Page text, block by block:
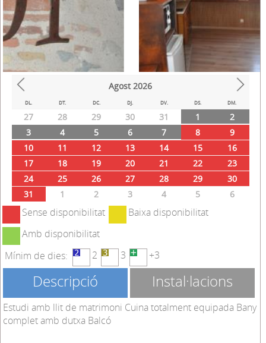
Prev Next
Agost 2026
DL. DT. DC. DJ. DV. DS. DM.
27 28 29 30 31 1
2
3
4 5 6 7 8
9
10
11 12 13 14 15
16
17
18 19 20 21 22
23
24
25 26 27 28 29
30
31
1 2 3 4 5 6
Sense disponibilitat
Baixa disponibilitat
Amb disponibilitat
Mínim de dies:
2 3 +3
Descripció Instal·lacions
Estudi amb llit de matrimoni Cuina totalment equipada Bany
complet amb dutxa Balcó